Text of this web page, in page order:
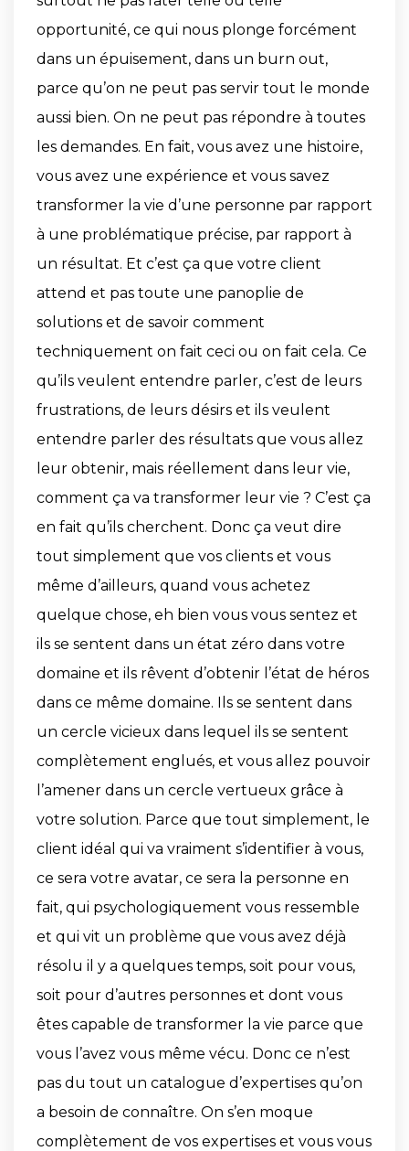
opportunité, ce qui nous plonge forcément
dans un épuisement, dans un burn out,
parce qu’on ne peut pas servir tout le monde
aussi bien. On ne peut pas répondre à toutes
les demandes. En fait, vous avez une histoire,
vous avez une expérience et vous savez
transformer la vie d’une personne par rapport
à une problématique précise, par rapport à
un résultat. Et c’est ça que votre client
attend et pas toute une panoplie de
solutions et de savoir comment
techniquement on fait ceci ou on fait cela. Ce
qu’ils veulent entendre parler, c’est de leurs
frustrations, de leurs désirs et ils veulent
entendre parler des résultats que vous allez
leur obtenir, mais réellement dans leur vie,
comment ça va transformer leur vie ? C’est ça
en fait qu’ils cherchent. Donc ça veut dire
tout simplement que vos clients et vous
même d’ailleurs, quand vous achetez
quelque chose, eh bien vous vous sentez et
ils se sentent dans un état zéro dans votre
domaine et ils rêvent d’obtenir l’état de héros
dans ce même domaine. Ils se sentent dans
un cercle vicieux dans lequel ils se sentent
complètement englués, et vous allez pouvoir
l’amener dans un cercle vertueux grâce à
votre solution. Parce que tout simplement, le
client idéal qui va vraiment s’identifier à vous,
ce sera votre avatar, ce sera la personne en
fait, qui psychologiquement vous ressemble
et qui vit un problème que vous avez déjà
résolu il y a quelques temps, soit pour vous,
soit pour d’autres personnes et dont vous
êtes capable de transformer la vie parce que
vous l’avez vous même vécu. Donc ce n’est
pas du tout un catalogue d’expertises qu’on
a besoin de connaître. On s’en moque
complètement de vos expertises et vous vous